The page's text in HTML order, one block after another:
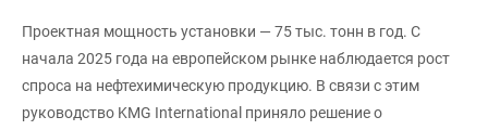
Проектная мощность установки — 75 тыс. тонн в год. С
начала 2025 года на европейском рынке наблюдается рост
спроса на нефтехимическую продукцию. В связи с этим
руководство KMG International приняло решение о